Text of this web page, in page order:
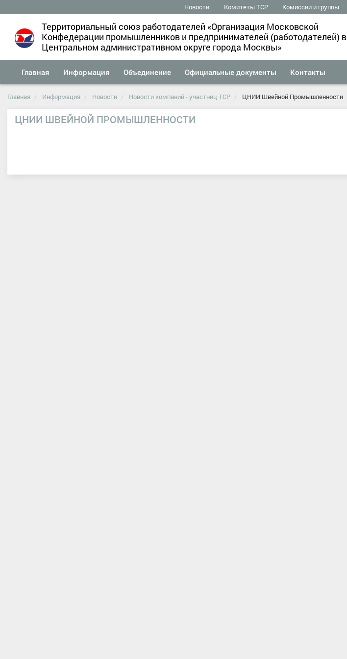
Новости Комитеты ТСР Комиссии и группы
Территориальный союз работодателей «Организация Московской
Конфедерации промышленников и предпринимателей (работодателей) в
Центральном административном округе города Москвы»
Главная Информация Объединение Официальные документы Контакты
Главная Информация Новости Новости компаний - участниц ТСР ЦНИИ Швейной Промышленности
ЦНИИ ШВЕЙНОЙ ПРОМЫШЛЕННОСТИ